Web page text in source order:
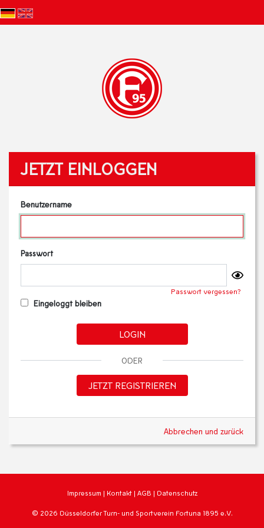
JETZT EINLOGGEN
Benutzername
Passwort
Passwort vergessen?
Eingeloggt bleiben
LOGIN
ODER
JETZT REGISTRIEREN
Abbrechen und zurück
Impressum | Kontakt | AGB | Datenschutz
© 2026 Düsseldorfer Turn- und Sportverein Fortuna 1895 e.V.